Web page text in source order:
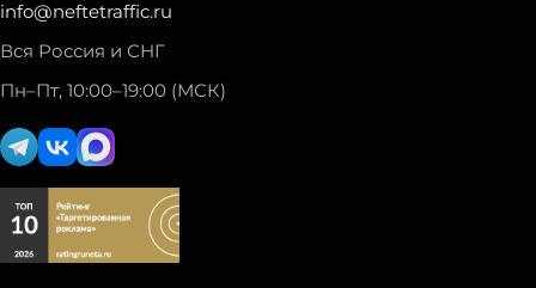
info@neftetraffic.ru
Вся Россия и СНГ
Пн–Пт, 10:00–19:00 (МСК)